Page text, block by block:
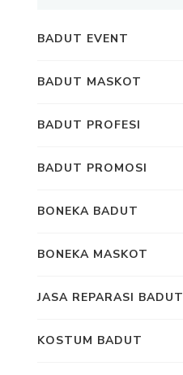
BADUT EVENT
BADUT MASKOT
BADUT PROFESI
BADUT PROMOSI
BONEKA BADUT
BONEKA MASKOT
JASA REPARASI BADUT
KOSTUM BADUT